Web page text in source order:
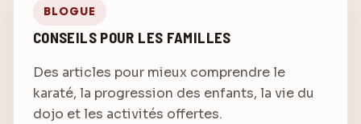
BLOGUE
CONSEILS POUR LES FAMILLES
Des articles pour mieux comprendre le
karaté, la progression des enfants, la vie du
dojo et les activités offertes.